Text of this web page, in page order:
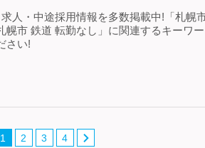
人・中途採用情報を多数掲載中!「札幌
市 鉄道 転勤なし」に関連するキーワ
さい!
1 2 3 4